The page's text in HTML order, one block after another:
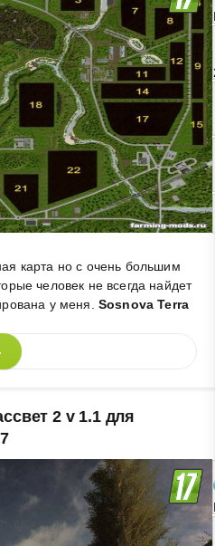
карта но с очень большим
человек не всегда найдет
у меня
Sosnova Terra
2 v 1.1 для